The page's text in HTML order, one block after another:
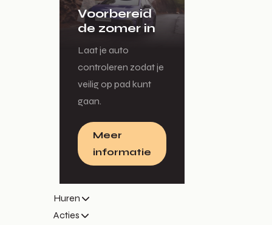
Voorbereid
de zomer in
Laat je auto
controleren zodat je
veilig op pad kunt
gaan.
Meer
informatie
Huren
Acties